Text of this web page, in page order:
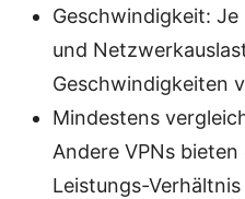
Geschwindigkeit:
und
Geschwindigkeiten
Mindestens
Andere VPNs
Leistungs-